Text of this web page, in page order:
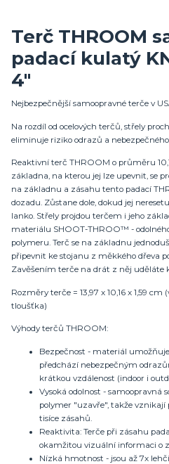
Terč THROOM
padací kulatý
4"
Nejbezpečnější samoopravné terče v
Na rozdíl od ocelových terčů, střely
eliminuje riziko odrazů a
Reaktivní terč THROOM o průměru
základna, na kterou jej lze upevnit, se
na základnu a zásahu tento padací
dozadu. Zůstane dole, dokud jej
lanko. Střely projdou terčem i jeho
materiálu SHOOT-THROO™ -
polymeru. Terč se na základnu
připevnit ke stojanu z měkkého dřeva
Zavěšením terče na drát z něj uděláte
Rozměry terče = 13,97 x 10,16 x 1,59
tloušťka)
Výhody terčů THROOM:
Bezpečnost - materiál
předchází nebezpečným
krátkou vzdálenost (indoor i
Vysoká odolnost - samoopravná
polymer "uzavře", takže vznikají
tisíce zásahů.
Reaktivita: Terče při zásahu
okamžitou vizuální informaci o
Nízká hmotnost - jsou až 7x